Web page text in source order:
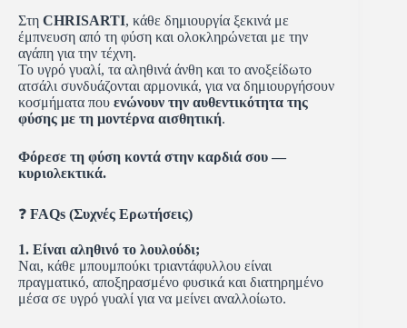
Στη CHRISARTI, κάθε δημιουργία ξεκινά με
έμπνευση από τη φύση και ολοκληρώνεται με την
αγάπη για την τέχνη.
Το υγρό γυαλί, τα αληθινά άνθη και το ανοξείδωτο
ατσάλι συνδυάζονται αρμονικά, για να δημιουργήσουν
κοσμήματα που ενώνουν την αυθεντικότητα της
φύσης με τη μοντέρνα αισθητική.
Φόρεσε τη φύση κοντά στην καρδιά σου —
κυριολεκτικά.
❓ FAQs (Συχνές Ερωτήσεις)
1. Είναι αληθινό το λουλούδι;
Ναι, κάθε μπουμπούκι τριαντάφυλλου είναι
πραγματικό, αποξηρασμένο φυσικά και διατηρημένο
μέσα σε υγρό γυαλί για να μείνει αναλλοίωτο.